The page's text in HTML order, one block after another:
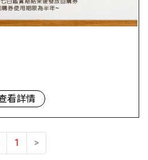
看詳情
1 >